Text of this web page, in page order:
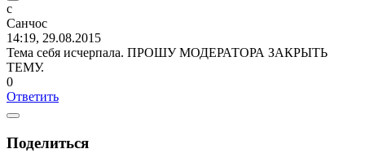
с
Санчос
14:19, 29.08.2015
Тема себя исчерпала. ПРОШУ МОДЕРАТОРА ЗАКРЫТЬ
ТЕМУ.
0
Ответить
Поделиться